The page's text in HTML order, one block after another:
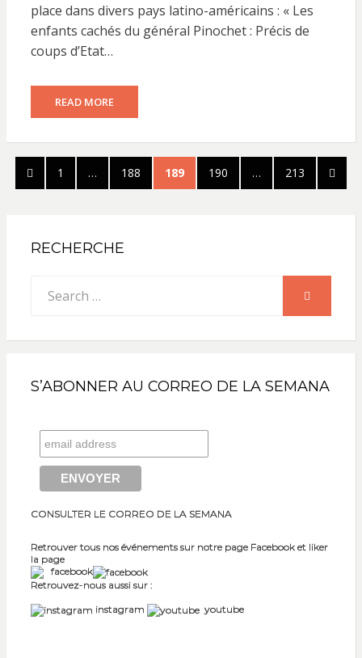
place dans divers pays latino-américains : « Les
enfants cachés du général Pinochet : Précis de
coups d’Etat…
READ MORE
Pagination
des
PREVIOUS
PAGE
PAGE
1 … PAGE
188 PAGE
189 PAGE
190 … PAGE
213
NEXT
PAGE
RECHERCHE
for:
SEARCH
S’ABONNER AU CORREO DE LA SEMANA
CONSULTER LE CORREO DE LA SEMANA
Retrouver tous nos événements sur notre page Facebook et liker
la page
facebook
Retrouvez-nous aussi sur :
instagram
youtube